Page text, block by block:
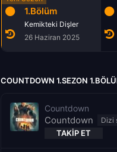
1.Bölüm
Kemikteki Dişler
26 Haziran 2025
COUNTDOWN 1.SEZON
Countdown
Countdown
TAKIP ET